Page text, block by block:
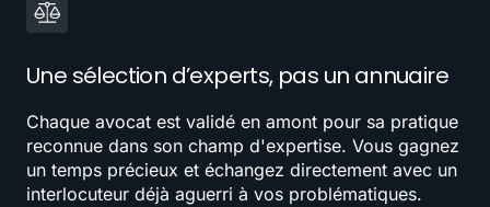
Une sélection d’experts, pas un annuaire
Chaque avocat est validé en amont pour sa pratique
reconnue dans son champ d'expertise. Vous gagnez
un temps précieux et échangez directement avec un
interlocuteur déjà aguerri à vos problématiques.